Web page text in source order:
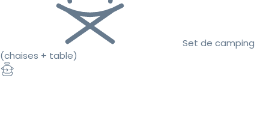
Set de camping
(chaises + table)